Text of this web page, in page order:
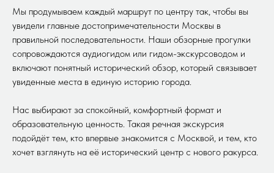
Мы продумываем каждый маршрут по центру так, чтобы вы
увидели главные достопримечательности Москвы в
правильной последовательности. Наши обзорные прогулки
сопровождаются аудиогидом или гидом-экскурсоводом и
включают понятный исторический обзор, который связывает
увиденные места в единую историю города.
Нас выбирают за спокойный, комфортный формат и
образовательную ценность. Такая речная экскурсия
подойдёт тем, кто впервые знакомится с Москвой, и тем, кто
хочет взглянуть на её исторический центр с нового ракурса.